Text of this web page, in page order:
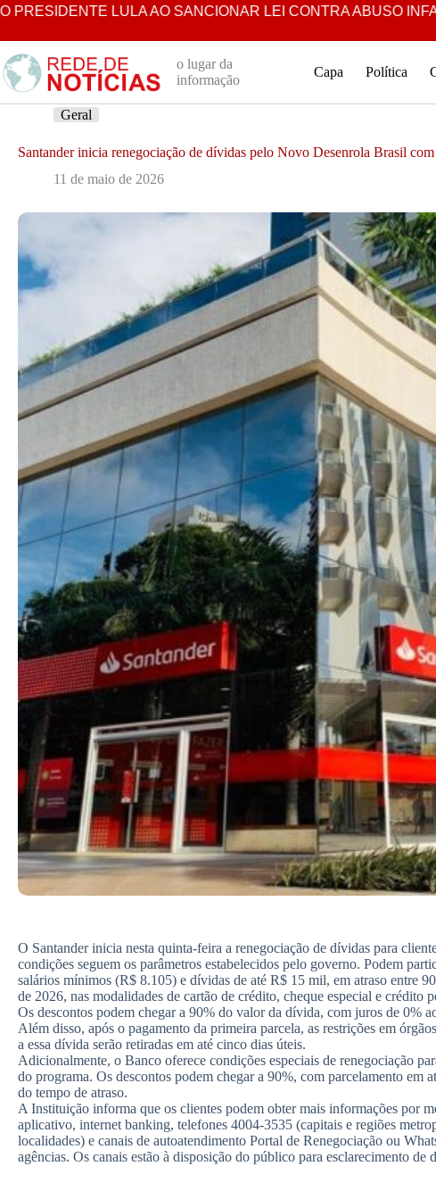
Pular
o
conteúdo
LULA AO SANCIONAR LEI CONTRA ABUSO INFANTIL NA
o lugar da
informação
Capa Política
Geral
Santander inicia renegociação de dívidas pelo Novo Desenrola Brasil
11 de maio de 2026
O Santander inicia nesta quinta-feira a renegociação de dívidas para
condições seguem os parâmetros estabelecidos pelo governo. Podem
salários mínimos (R$ 8.105) e dívidas de até R$ 15 mil, em atraso entre
de 2026, nas modalidades de cartão de crédito, cheque especial e crédito
Os descontos podem chegar a 90% do valor da dívida, com juros de 0%
Além disso, após o pagamento da primeira parcela, as restrições em
a essa dívida serão retiradas em até cinco dias úteis.
Adicionalmente, o Banco oferece condições especiais de renegociação
do programa. Os descontos podem chegar a 90%, com parcelamento em
do tempo de atraso.
A Instituição informa que os clientes podem obter mais informações por
aplicativo, internet banking, telefones 4004-3535 (capitais e regiões
localidades) e canais de autoatendimento Portal de Renegociação ou
agências. Os canais estão à disposição do público para esclarecimento de